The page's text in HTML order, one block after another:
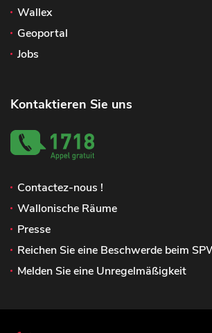
Wallex
Geoportal
Jobs
Kontaktieren Sie uns
Contactez-nous !
Wallonische Räume
Presse
Reichen Sie eine Beschwerde beim
Melden Sie eine Unregelmäßigkeit